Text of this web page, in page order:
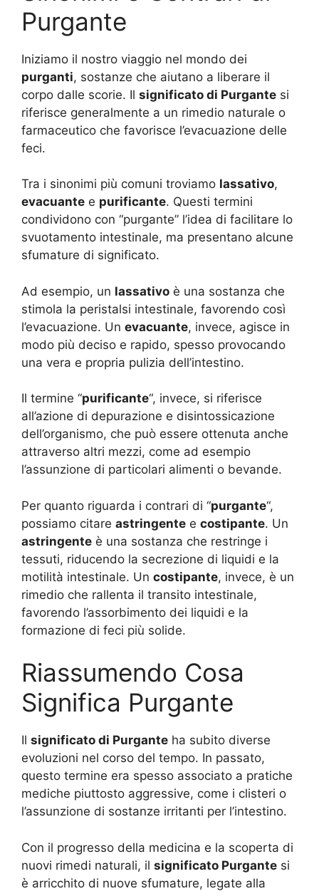
Purgante
Iniziamo il nostro viaggio nel mondo dei
purganti, sostanze che aiutano a liberare il
corpo dalle scorie. Il significato di Purgante si
riferisce generalmente a un rimedio naturale o
farmaceutico che favorisce l’evacuazione delle
feci.
Tra i sinonimi più comuni troviamo lassativo,
evacuante e purificante. Questi termini
condividono con “purgante” l’idea di facilitare lo
svuotamento intestinale, ma presentano alcune
sfumature di significato.
Ad esempio, un lassativo è una sostanza che
stimola la peristalsi intestinale, favorendo così
l’evacuazione. Un evacuante, invece, agisce in
modo più deciso e rapido, spesso provocando
una vera e propria pulizia dell’intestino.
Il termine “purificante“, invece, si riferisce
all’azione di depurazione e disintossicazione
dell’organismo, che può essere ottenuta anche
attraverso altri mezzi, come ad esempio
l’assunzione di particolari alimenti o bevande.
Per quanto riguarda i contrari di “purgante“,
possiamo citare astringente e costipante. Un
astringente è una sostanza che restringe i
tessuti, riducendo la secrezione di liquidi e la
motilità intestinale. Un costipante, invece, è un
rimedio che rallenta il transito intestinale,
favorendo l’assorbimento dei liquidi e la
formazione di feci più solide.
Riassumendo Cosa
Significa Purgante
Il significato di Purgante ha subito diverse
evoluzioni nel corso del tempo. In passato,
questo termine era spesso associato a pratiche
mediche piuttosto aggressive, come i clisteri o
l’assunzione di sostanze irritanti per l’intestino.
Con il progresso della medicina e la scoperta di
nuovi rimedi naturali, il significato Purgante si
è arricchito di nuove sfumature, legate alla